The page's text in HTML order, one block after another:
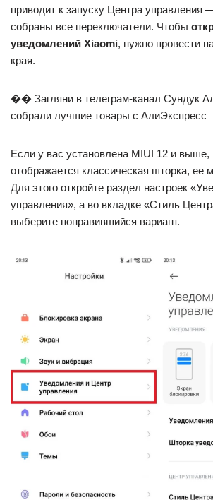
приводит к запуску Центра управления
собраны все переключатели. Чтобы
уведомлений Xiaomi, нужно провести
края.
�� Загляни в телеграм-канал Сундук
собрали лучшие товары с АлиЭкспресс
Если у вас установлена MIUI 12 и
отображается классическая шторка, ее
Для этого откройте раздел настроек
управления», а во вкладке «Стиль
выберите понравившийся вариант.